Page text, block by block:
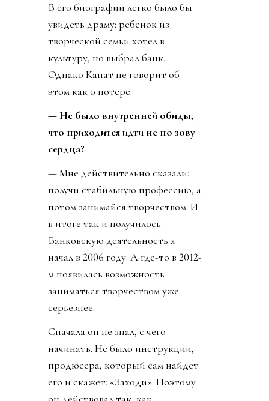
В его биографии легко было бы
увидеть драму: ребенок из
творческой семьи хотел в
культуру, но выбрал банк.
Однако Канат не говорит об
этом как о потере.
— Не было внутренней обиды,
что приходится идти не по зову
сердца?
— Мне действительно сказали:
получи стабильную профессию, а
потом занимайся творчеством. И
в итоге так и получилось.
Банковскую деятельность я
начал в 2006 году. А где-то в 2012-
м появилась возможность
заниматься творчеством уже
серьезнее.
Сначала он не знал, с чего
начинать. Не было инструкции,
продюсера, который сам найдет
его и скажет: «Заходи». Поэтому